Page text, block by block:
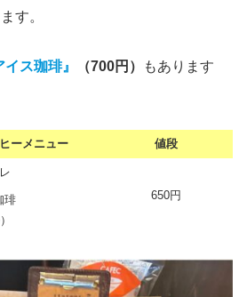
す。
イス珈琲』 （700円）
もあります
ーメニュー 値段
650円
琲